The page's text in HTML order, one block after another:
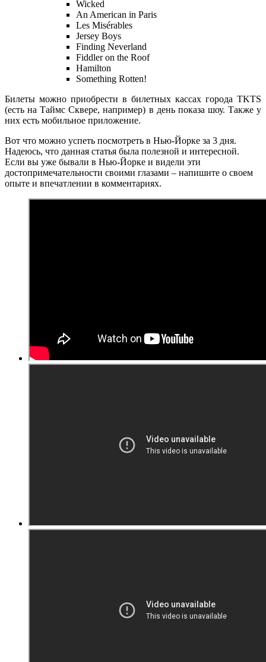
Wicked
An American in Paris
Les Misérables
Jersey Boys
Finding Neverland
Fiddler on the Roof
Hamilton
Something Rotten!
Билеты можно приобрести в билетных кассах города TKTS
(есть на Таймс Сквере, например) в день показа шоу. Также у
них есть мобильное приложение.
Вот что можно успеть посмотреть в Нью-Йорке за 3 дня.
Надеюсь, что данная статья была полезной и интересной.
Если вы уже бывали в Нью-Йорке и видели эти
достопримечательности своими глазами – напишите о своем
опыте и впечатлении в комментариях.